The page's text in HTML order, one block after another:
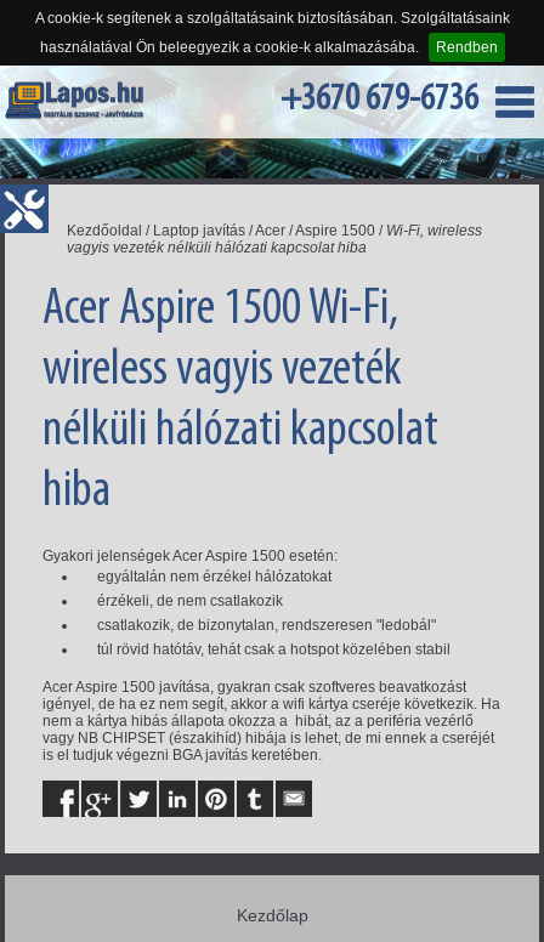
A cookie-k segítenek a szolgáltatásaink biztosításában. Szolgáltatásaink
használatával Ön beleegyezik a cookie-k alkalmazásába.
Rendben
+3670 679-6736
Kezdőoldal / Laptop javítás /Acer /Aspire 1500 / Wi-Fi, wireless
vagyis vezeték nélküli hálózati kapcsolat hiba
Acer Aspire 1500 Wi-Fi,
wireless vagyis vezeték
nélküli hálózati kapcsolat
hiba
Gyakori jelenségek Acer Aspire 1500 esetén:
egyáltalán nem érzékel hálózatokat
érzékeli, de nem csatlakozik
csatlakozik, de bizonytalan, rendszeresen "ledobál"
túl rövid hatótáv, tehát csak a hotspot közelében stabil
Acer Aspire 1500 javítása, gyakran csak szoftveres beavatkozást
igényel, de ha ez nem segít, akkor a wifi kártya cseréje következik. Ha
nem a kártya hibás állapota okozza a hibát, az a periféria vezérlő
vagy NB CHIPSET (északihíd) hibája is lehet, de mi ennek a cseréjét
is el tudjuk végezni BGA javítás keretében.
Kezdőlap